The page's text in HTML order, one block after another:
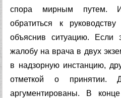
спора мирным путем.
обратиться к
объяснив ситуацию.
жалобу на врача в двух
в надзорную инстанцию,
отметкой о принятии.
аргументированы. В